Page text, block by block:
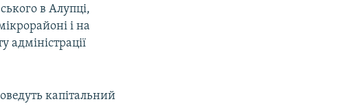
в Алупці,
і на
адміністрації
капітальний